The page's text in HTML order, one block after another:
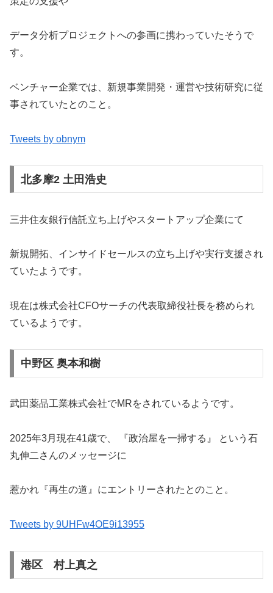
データ分析プロジェクトへの参画に携わっていたそうで
す。
ベンチャー企業では、新規事業開発・運営や技術研究に従
事されていたとのこと。
Tweets by obnym
北多摩2 土田浩史
三井住友銀行信託立ち上げやスタートアップ企業にて
新規開拓、インサイドセールスの立ち上げや実行支援され
ていたようです。
現在は株式会社CFOサーチの代表取締役社長を務められ
ているようです。
中野区 奥本和樹
武田薬品工業株式会社でMRをされているようです。
2025年3月現在41歳で、 『政治屋を一掃する』 という石
丸伸二さんのメッセージに
惹かれ『再生の道』にエントリーされたとのこと。
Tweets by 9UHFw4OE9i13955
港区 村上真之